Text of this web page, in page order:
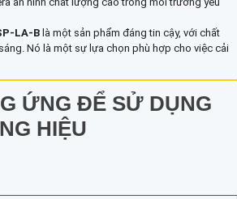
LA-B là một sản phẩm đáng tin cậy, với chất
Nó là một sự lựa chọn phù hợp cho việc cải
ỨNG ĐỂ SỬ DỤNG
HIỆU